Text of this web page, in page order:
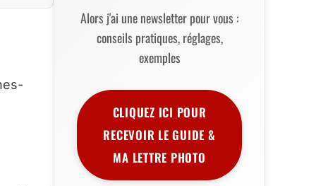
Alors j'ai une newsletter pour vous :
conseils pratiques, réglages,
exemples
CLIQUEZ ICI POUR
RECEVOIR LE GUIDE &
MA LETTRE PHOTO